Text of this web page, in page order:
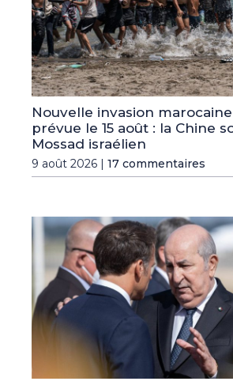
Nouvelle invasion
prévue le 15 août : la Chine
Mossad israélien
9 août 2026 | 17 commentaires